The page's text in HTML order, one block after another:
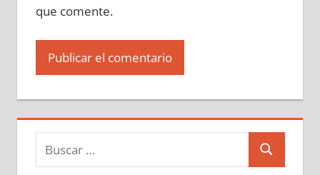
que comente.
Buscar